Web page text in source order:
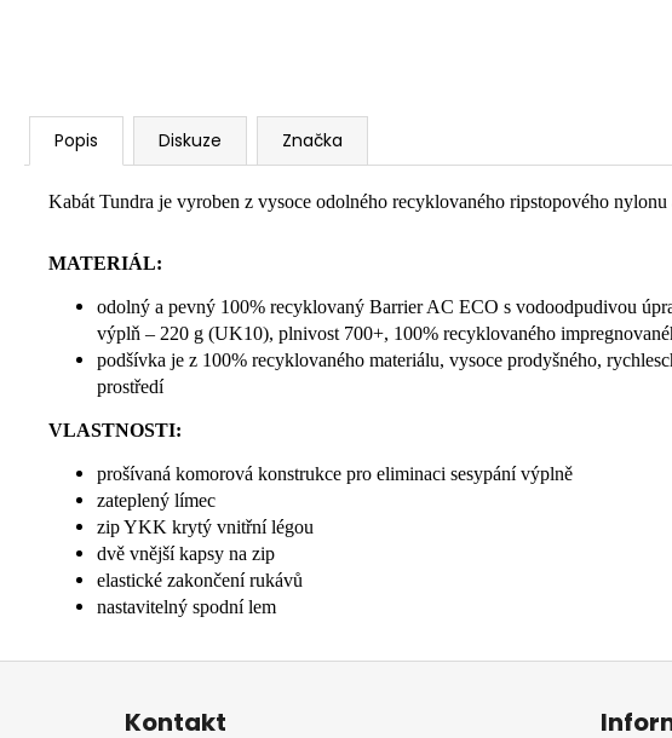
Popis Diskuze Značka
Kabát Tundra je vyroben z vysoce odolného recyklovaného ripstopového
MATERIÁL:
odolný a pevný 100% recyklovaný Barrier AC ECO s vodoodpudivou
výplň – 220 g (UK10), plnivost 700+, 100% recyklovaného
podšívka je z 100% recyklovaného materiálu, vysoce prodyšného,
prostředí
VLASTNOSTI:
prošívaná komorová konstrukce pro eliminaci sesypání výplně
zateplený límec
zip YKK krytý vnitřní légou
dvě vnější kapsy na zip
elastické zakončení rukávů
nastavitelný spodní lem
Z
Kontakt